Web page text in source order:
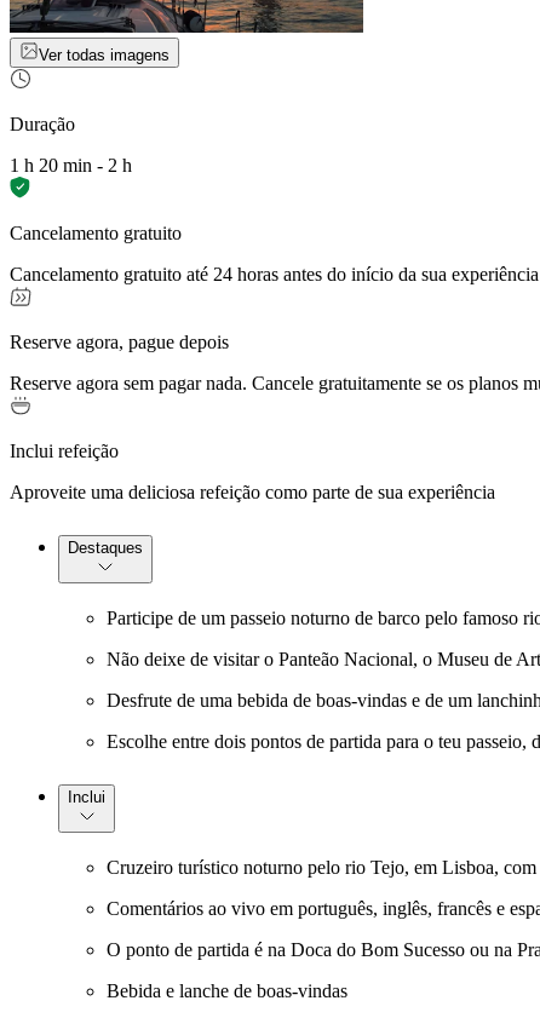
Ver todas imagens
Duração
1 h 20 min - 2 h
Cancelamento gratuito
Cancelamento gratuito até 24 horas antes do início da sua experiência
Reserve agora, pague depois
Reserve agora sem pagar nada. Cancele gratuitamente se os planos
Inclui refeição
Aproveite uma deliciosa refeição como parte de sua experiência
Destaques
Participe de um passeio noturno de barco pelo famoso
Não deixe de visitar o Panteão Nacional, o Museu de
Desfrute de uma bebida de boas-vindas e de um
Escolhe entre dois pontos de partida para o teu
Inclui
Cruzeiro turístico noturno pelo rio Tejo, em Lisboa,
Comentários ao vivo em português, inglês, francês e
O ponto de partida é na Doca do Bom Sucesso ou na
Bebida e lanche de boas-vindas